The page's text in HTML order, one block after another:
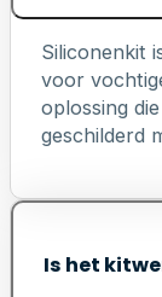
Siliconenkit
voor
oplossing
geschilderd
Is het